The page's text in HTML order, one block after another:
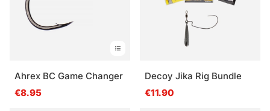
Ahrex BC Game Changer
€8.95
Decoy Jika Rig Bundle
€11.90